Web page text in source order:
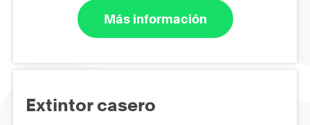
Más información
Extintor casero